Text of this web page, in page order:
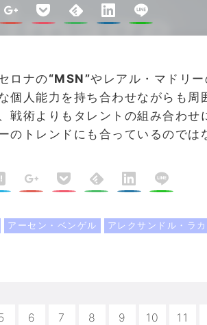
ロナの“MSN”やレアル・マドリー
個人能力を持ち合わせながらも周
戦術よりもタレントの組み合わせ
のトレンドにも合っているのでは
アーセン・ベンゲル アレクサンドル・ラ
6 7 8 9 10 11